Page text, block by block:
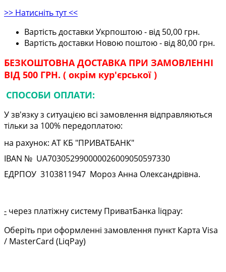
>> Натисніть тут <<
Вартість доставки Укрпоштою - від 50,00 грн.
Вартість доставки Новою поштою - від 80,00 грн.
БЕЗКОШТОВНА ДОСТАВКА ПРИ ЗАМОВЛЕННІ
ВІД 500 ГРН. ( окрім кур'єрської )
СПОСОБИ ОПЛАТИ:
У зв'язку з ситуацією всі замовлення відправляються
тільки за 100% передоплатою:
на рахунок: АТ КБ "ПРИВАТБАНК"
IBAN № UA703052990000026009050597330
ЕДРПОУ 3103811947 Мороз Анна Олександрівна.
- через платіжну систему ПриватБанка liqpay:
Оберіть при оформленні замовлення пункт Карта Visa
/ MasterCard (LiqPay)